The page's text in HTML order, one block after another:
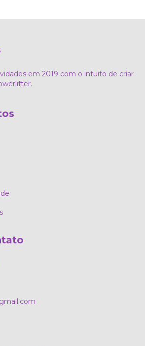
em 2019 com o intuito de criar